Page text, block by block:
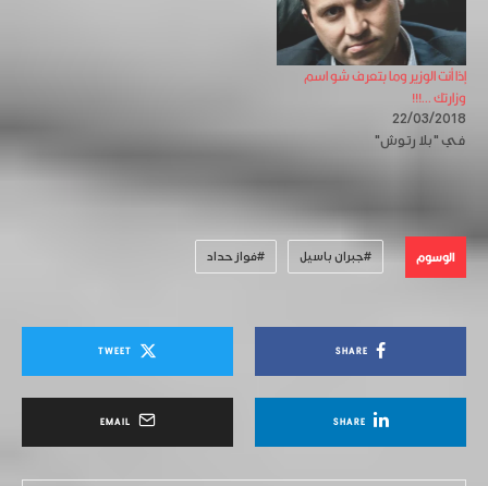
إذا أنت الوزير وما بتعرف شو اسم
وزارتك …!!!
22/03/2018
في "بلا رتوش"
الوسوم جبران باسيل فواز حداد
SHARE
TWEET
SHARE
EMAIL